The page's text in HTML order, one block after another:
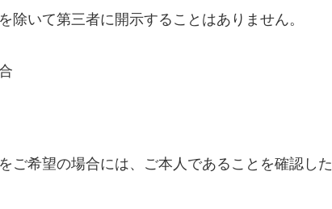
いて第三者に開示することはありません。
ご希望の場合には、ご本人であることを確認した